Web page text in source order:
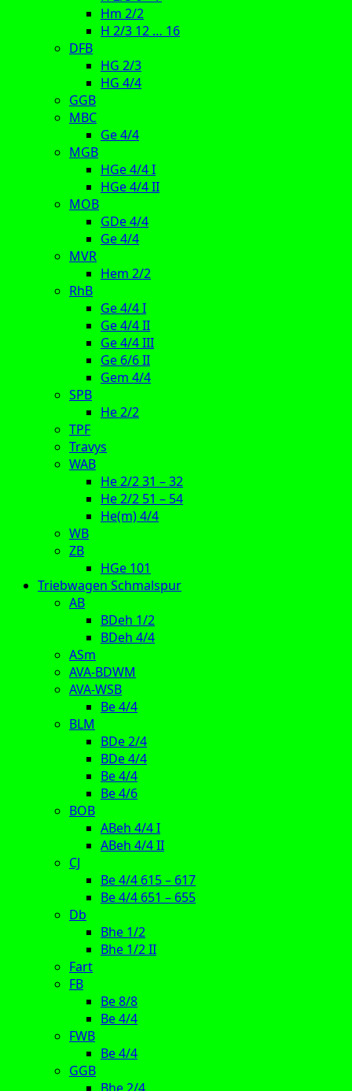
Hm 2/2
H 2/3 12 … 16
DFB
HG 2/3
HG 4/4
GGB
MBC
Ge 4/4
MGB
HGe 4/4 I
HGe 4/4 II
MOB
GDe 4/4
Ge 4/4
MVR
Hem 2/2
RhB
Ge 4/4 I
Ge 4/4 II
Ge 4/4 III
Ge 6/6 II
Gem 4/4
SPB
He 2/2
TPF
Travys
WAB
He 2/2 31 – 32
He 2/2 51 – 54
He(m) 4/4
WB
ZB
HGe 101
Triebwagen Schmalspur
AB
BDeh 1/2
BDeh 4/4
ASm
AVA-BDWM
AVA-WSB
Be 4/4
BLM
BDe 2/4
BDe 4/4
Be 4/4
Be 4/6
BOB
ABeh 4/4 I
ABeh 4/4 II
CJ
Be 4/4 615 – 617
Be 4/4 651 – 655
Db
Bhe 1/2
Bhe 1/2 II
Fart
FB
Be 8/8
Be 4/4
FWB
Be 4/4
GGB